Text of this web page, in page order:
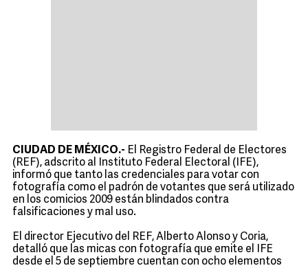
CIUDAD DE MÉXICO.- El Registro Federal de Electores
(REF), adscrito al Instituto Federal Electoral (IFE),
informó que tanto las credenciales para votar con
fotografía como el padrón de votantes que será utilizado
en los comicios 2009 están blindados contra
falsificaciones y mal uso.
El director Ejecutivo del REF, Alberto Alonso y Coria,
detalló que las micas con fotografía que emite el IFE
desde el 5 de septiembre cuentan con ocho elementos